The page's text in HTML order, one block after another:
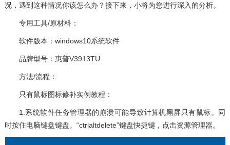
况，遇到这种情况你该怎么办？接下来，小将为您进行深入的分析。
专用工具/原材料：
软件版本：windows10系统软件
品牌型号：惠普V3913TU
方法/流程：
只有鼠标图标修补实例教程：
1.系统软件任务管理器的崩溃可能导致计算机黑屏只有鼠标。同
时按住电脑键盘键盘。“ctrlaltdelete”键盘快捷键，点击资源管理器。